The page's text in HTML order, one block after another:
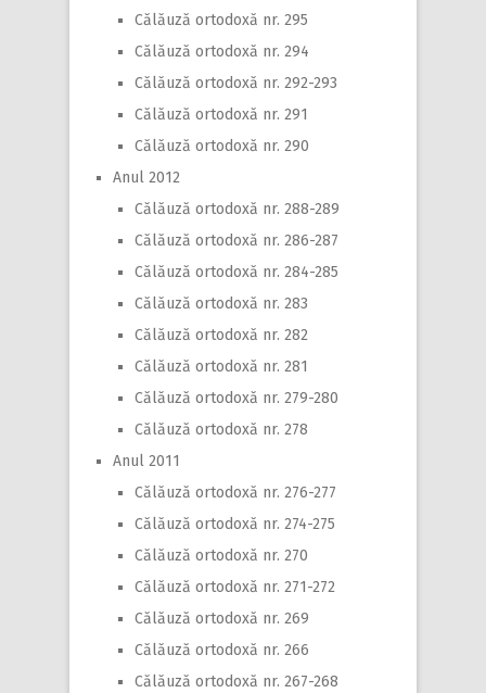
Călăuză ortodoxă nr. 295
Călăuză ortodoxă nr. 294
Călăuză ortodoxă nr. 292-293
Călăuză ortodoxă nr. 291
Călăuză ortodoxă nr. 290
Anul 2012
Călăuză ortodoxă nr. 288-289
Călăuză ortodoxă nr. 286-287
Călăuză ortodoxă nr. 284-285
Călăuză ortodoxă nr. 283
Călăuză ortodoxă nr. 282
Călăuză ortodoxă nr. 281
Călăuză ortodoxă nr. 279-280
Călăuză ortodoxă nr. 278
Anul 2011
Călăuză ortodoxă nr. 276-277
Călăuză ortodoxă nr. 274-275
Călăuză ortodoxă nr. 270
Călăuză ortodoxă nr. 271-272
Călăuză ortodoxă nr. 269
Călăuză ortodoxă nr. 266
Călăuză ortodoxă nr. 267-268